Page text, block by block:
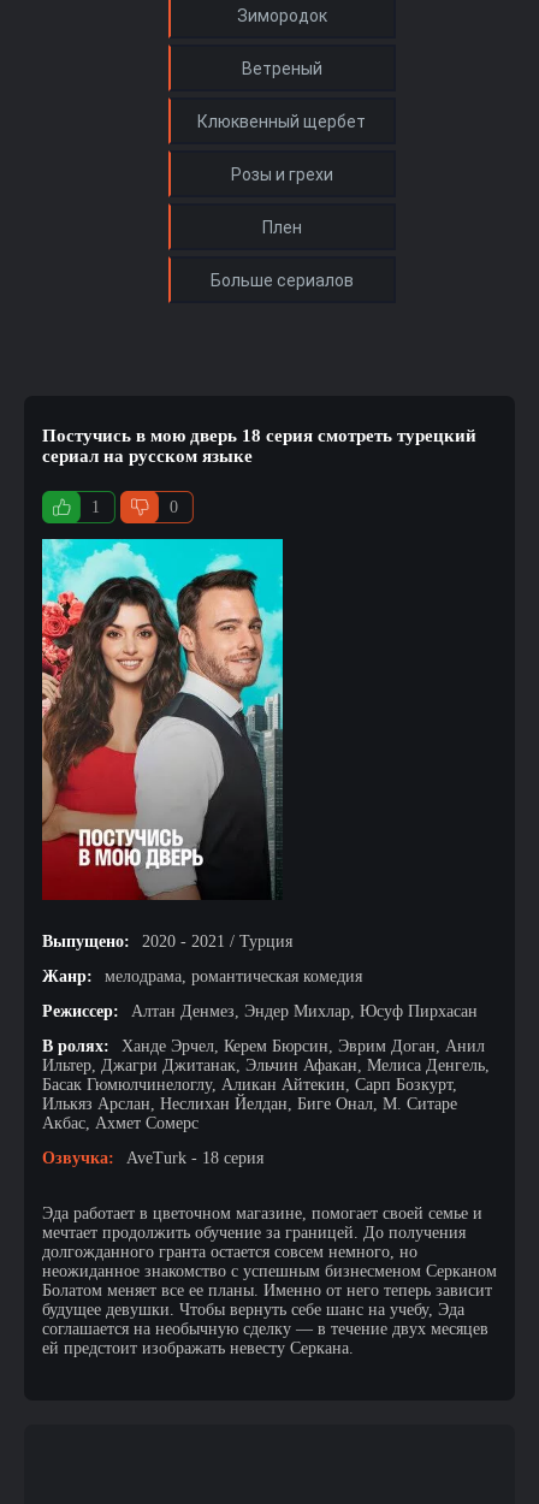
Постучись в мою дверь 18 серия смотреть турецкий
сериал на русском языке
1 0
Выпущено:
2020 - 2021 / Турция
Жанр:
мелодрама, романтическая комедия
Режиссер:
Алтан Денмез, Эндер Михлар, Юсуф Пирхасан
В ролях:
Ханде Эрчел, Керем Бюрсин, Эврим Доган, Анил
Ильтер, Джагри Джитанак, Эльчин Афакан, Мелиса Денгель,
Басак Гюмюлчинелоглу, Аликан Айтекин, Сарп Бозкурт,
Илькяз Арслан, Неслихан Йелдан, Биге Онал, М. Ситаре
Акбас, Ахмет Сомерс
Озвучка:
AveTurk - 18 серия
Эда работает в цветочном магазине, помогает своей семье и
мечтает продолжить обучение за границей. До получения
долгожданного гранта остается совсем немного, но
неожиданное знакомство с успешным бизнесменом Серканом
Болатом меняет все ее планы. Именно от него теперь зависит
будущее девушки. Чтобы вернуть себе шанс на учебу, Эда
соглашается на необычную сделку — в течение двух месяцев
ей предстоит изображать невесту Серкана.